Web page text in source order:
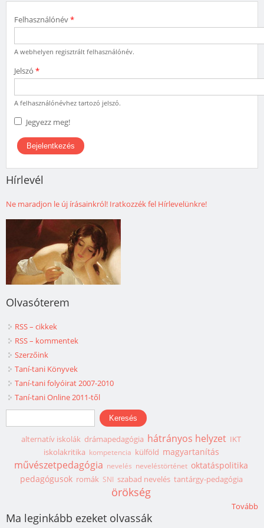
Felhasználónév*
A webhelyen regisztrált felhasználónév.
Jelszó *
A felhasználónévhez tartozó jelszó.
Jegyezz meg!
Hírlevél
Ne maradjon le új írásainkról! Iratkozzék fel Hírlevelünkre!
Olvasóterem
RSS – cikkek
RSS – kommentek
Szerzőink
Taní-tani Könyvek
Taní-tani folyóirat 2007-2010
Taní-tani Online 2011-től
Keresés űrlap
Keresés
alternatív iskolák drámapedagógia hátrányos helyzet IKT
iskolakritika kompetencia külföld magyartanítás
művészetpedagógia nevelés neveléstörténet oktatáspolitika
pedagógusok romák SNI szabad nevelés tantárgy-pedagógia
örökség
Tovább
Ma leginkább ezeket olvassák